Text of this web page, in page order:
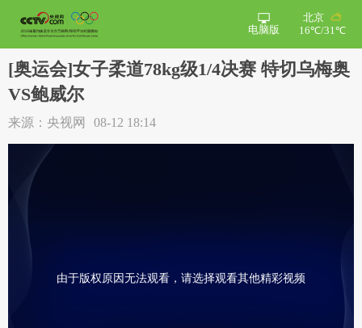
北京
16℃/31℃
电脑版
[奥运会]女子柔道78kg级1/4决赛 特切乌梅奥
VS鲍威尔
来源：央视网 08-12 18:14
由于版权原因无法观看，请选择观看其他精彩视频